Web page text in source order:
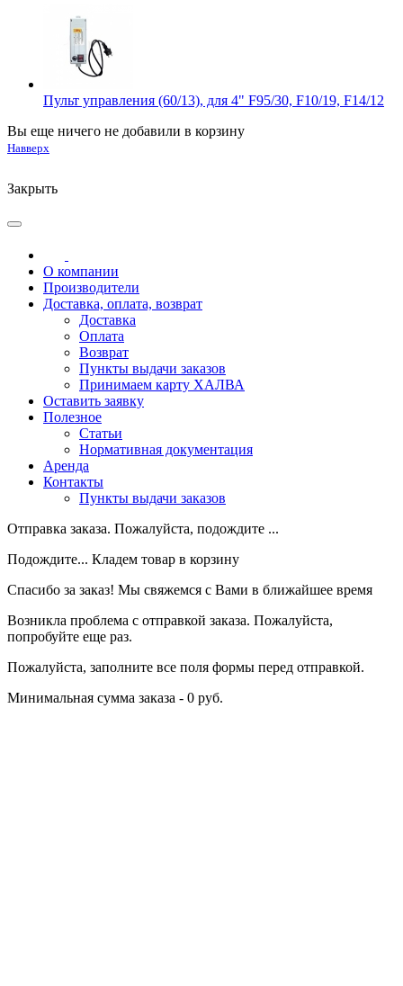
Пульт управления (60/13), для 4" F95/30, F10/19, F14/12
Вы еще ничего не добавили в корзину
Навверх
Закрыть
О компании
Производители
Доставка, оплата, возврат
Доставка
Оплата
Возврат
Пункты выдачи заказов
Принимаем карту ХАЛВА
Оставить заявку
Полезное
Статьи
Нормативная документация
Аренда
Контакты
Пункты выдачи заказов
Отправка заказа. Пожалуйста, подождите ...
Подождите... Кладем товар в корзину
Спасибо за заказ! Мы свяжемся с Вами в ближайшее время
Возникла проблема с отправкой заказа. Пожалуйста,
попробуйте еще раз.
Пожалуйста, заполните все поля формы перед отправкой.
Минимальная сумма заказа - 0 руб.